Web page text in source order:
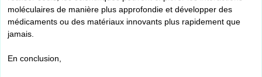
moléculaires de manière plus approfondie et développer des
médicaments ou des matériaux innovants plus rapidement que
jamais.
En conclusion,